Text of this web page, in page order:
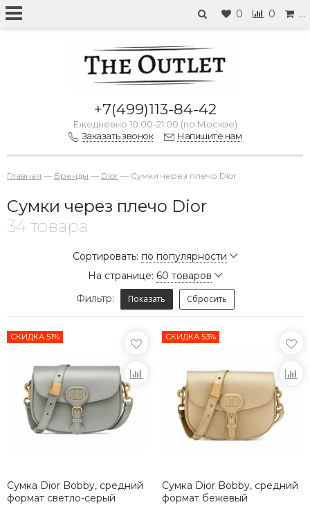
0 0 …
+7(499)113-84-42
Ежедневно 10:00-21:00 (по Москве)
Заказать звонок
Напишите нам
Главная — Бренды — Dior — Сумки через плечо Dior
Сумки через плечо Dior
34 товара
Сортировать: по популярности
На странице: 60 товаров
Фильтр:
Показать Сбросить
СКИДКА 51%
Сумка Dior Bobby, средний
формат светло-серый
СКИДКА 53%
Сумка Dior Bobby, средний
формат бежевый